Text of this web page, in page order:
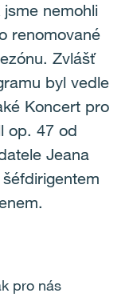
nemohli
renomované
Zvlášť
byl vedle
Koncert pro
op. 47 od
Jeana
pro nás